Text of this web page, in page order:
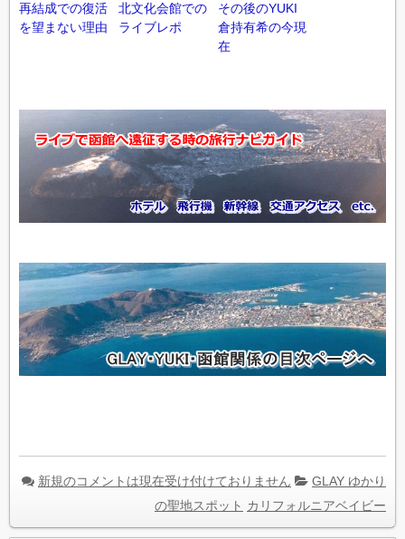
再結成での復活
を望まない理由
北文化会館での
ライブレポ
その後のYUKI
倉持有希の今現
在
新規のコメントは現在受け付けておりません
GLAY ゆかり
の聖地スポット カリフォルニアベイビー